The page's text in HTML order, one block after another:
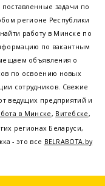
задачи по
регионе Республики
работу в Минске по
по вакантным
объявления о
по освоению новых
сотрудников. Свежие
ведущих предприятий и
в Минске, Витебске,
регионах Беларуси,
- это все BELRABOTA.by